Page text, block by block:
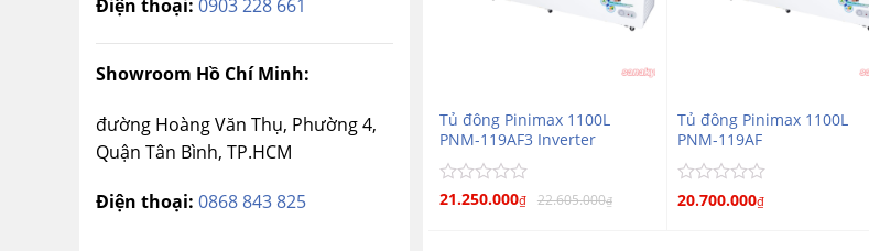
Điện thoại: 0903 228 661
Showroom Hồ Chí Minh:
đường Hoàng Văn Thụ, Phường 4,
Quận Tân Bình, TP.HCM
Điện thoại: 0868 843 825
Tủ đông Pinimax 1100L
PNM-119AF3 Inverter
Được
21.250.000₫ 22.605.000₫
Tủ đông Pinimax 1100L
PNM-119AF
Được
20.700.000₫